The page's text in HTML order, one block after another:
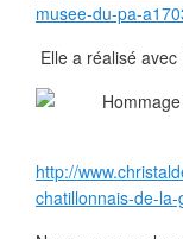
musee-du-pa-
Elle a réalisé
http://
chatillonnais-de-